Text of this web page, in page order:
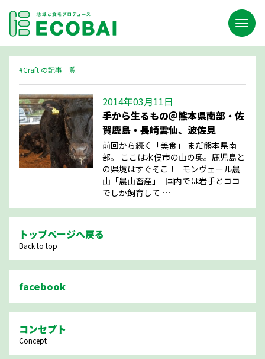
トップページへ戻る
Back to top
facebook
コンセプト
Concept
#Craft の記事一覧
2014年03月11日
手から生るもの＠熊本県南部・佐
賀鹿島・長崎雲仙、波佐見
前回から続く「美食」 まだ熊本県南
部。 ここは水俣市の山の奥。鹿児島と
の県境はすぐそこ！ モンヴェール農
山「農山畜産」 国内では岩手とココ
でしか飼育して …